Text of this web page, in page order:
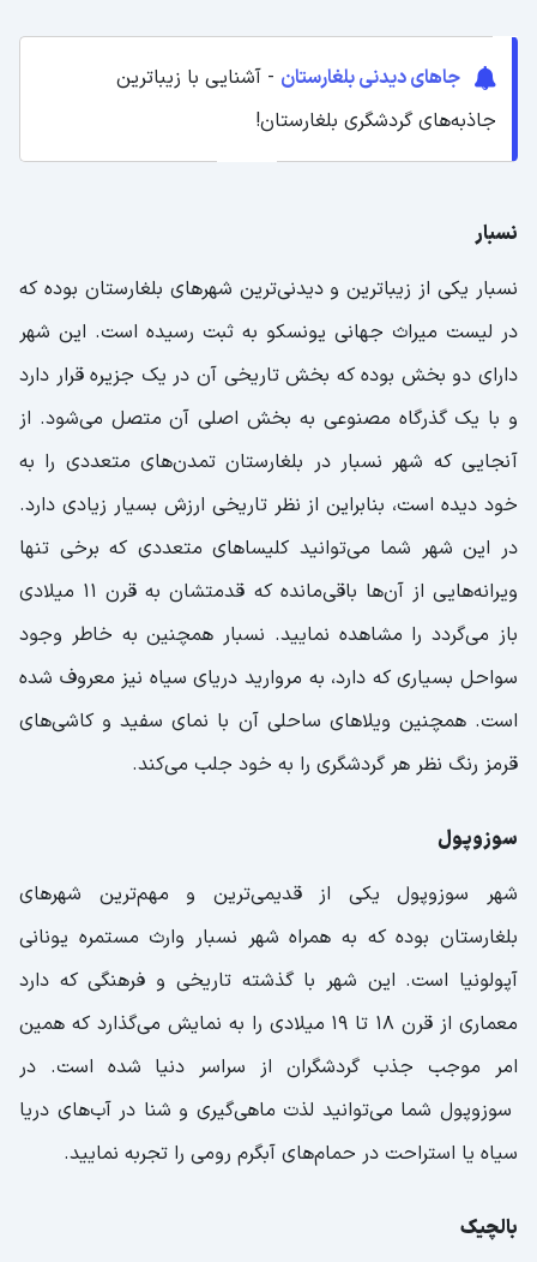
جاهای دیدنی بلغارستان - آشنایی با زیباترین
جاذبه‌های گردشگری بلغارستان!
نسبار
نسبار یکی از زیباترین و دیدنی‌ترین شهرهای بلغارستان بوده که
در لیست میراث جهانی یونسکو به ثبت رسیده است. این شهر
دارای دو بخش بوده که بخش تاریخی آن در یک جزیره قرار دارد
و با یک گذرگاه مصنوعی به بخش اصلی آن متصل می‌شود. از
آنجایی که شهر نسبار در بلغارستان تمدن‌های متعددی را به
خود دیده است، بنابراین از نظر تاریخی ارزش بسیار زیادی دارد.
در این شهر شما می‌توانید کلیساهای متعددی که برخی تنها
ویرانه‌هایی از آن‌ها باقی‌مانده که قدمتشان به قرن ۱۱ میلادی
باز می‌گردد را مشاهده نمایید. نسبار همچنین به خاطر وجود
سواحل بسیاری که دارد، به مروارید دریای سیاه نیز معروف شده
است. همچنین ویلاهای ساحلی آن با نمای سفید و کاشی‌های
قرمز رنگ نظر هر گردشگری را به خود جلب می‌کند.
سوزوپول
شهر سوزوپول یکی از قدیمی‌ترین و مهم‌ترین شهرهای
بلغارستان بوده که به همراه شهر نسبار وارث مستمره یونانی
آپولونیا است. این شهر با گذشته تاریخی و فرهنگی که دارد
معماری از قرن ۱۸ تا ۱۹ میلادی را به نمایش می‌گذارد که همین
امر موجب جذب گردشگران از سراسر دنیا شده است. در
سوزوپول شما می‌توانید لذت ماهی‌گیری و شنا در آب‌های دریا
سیاه یا استراحت در حمام‌های آبگرم رومی را تجربه نمایید.
بالچیک